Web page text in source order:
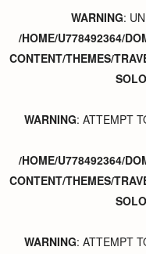
WARNING:
/HOME/U778492364/
CONTENT/THEMES/
WARNING: ATTEMPT
/HOME/U778492364/
CONTENT/THEMES/
WARNING: ATTEMPT